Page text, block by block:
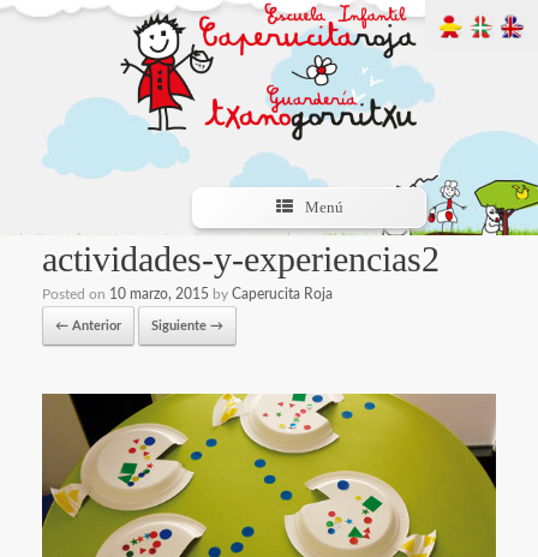
Menú
actividades-y-experiencias2
Posted on 10 marzo, 2015 by Caperucita Roja
← Anterior Siguiente →